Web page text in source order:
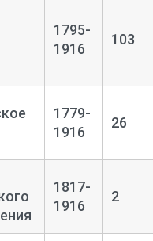
1795-
1916
103
1779-
1916
26
1817-
1916
2